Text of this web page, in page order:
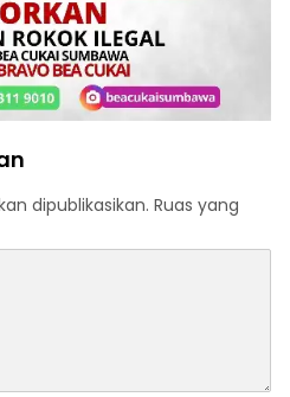
dipublikasikan. Ruas yang